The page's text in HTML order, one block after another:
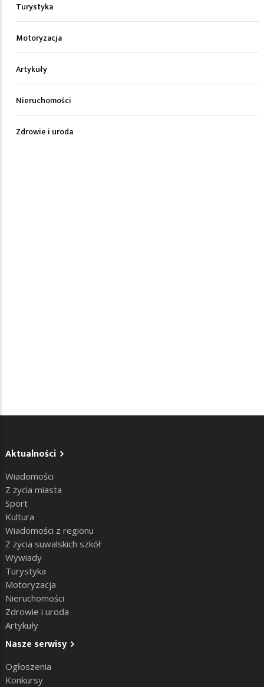
Turystyka
Motoryzacja
Artykuły
Nieruchomości
Zdrowie i uroda
Aktualności
Wiadomości
Z życia miasta
Sport
Kultura
Wiadomości z regionu
Z życia suwalskich szkół
Wywiady
Turystyka
Motoryzacja
Nieruchomości
Zdrowie i uroda
Artykuły
Nasze serwisy
Ogłoszenia
Konkursy